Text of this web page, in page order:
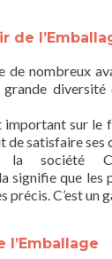
de
nombreux
sur
de satisfaire ses
société
signifie que
C’est un
l’Emballage